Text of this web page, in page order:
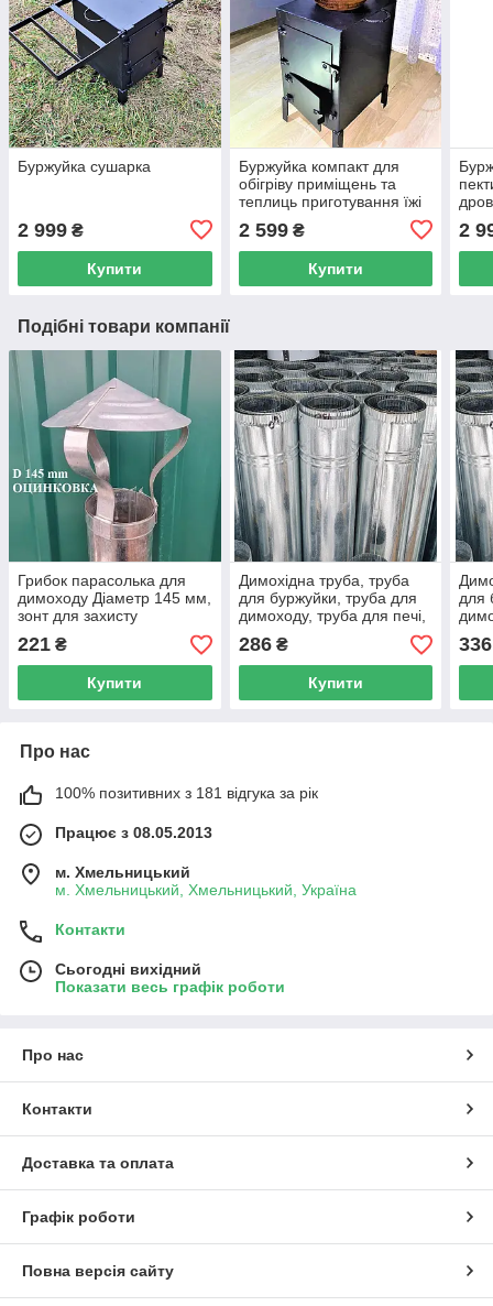
Буржуйка сушарка
2 999 ₴
Купити
Буржуйка компакт для
обігріву приміщень та
теплиць приготування їжі
гараж, бліндаж
2 599₴
Купити
2
Подібні товари компанії
Грибок парасолька для
димоходу Діаметр 145 мм,
зонт для захисту
димоходу, грибок для
буржуйки, грибок для печі.
221 ₴
Купити
Димохідна труба, труба
для буржуйки, труба для
димоходу, труба для печі,
оцинкована труба 125 мм.
286₴
Купити
для
336
Про нас
100% позитивних з 181 відгука за рік
Працює з 08.05.2013
м. Хмельницький
м. Хмельницький, Хмельницький, Україна
Контакти
Сьогодні вихідний
Показати весь графік роботи
Про нас
Контакти
Доставка та оплата
Графік роботи
Повна версія сайту